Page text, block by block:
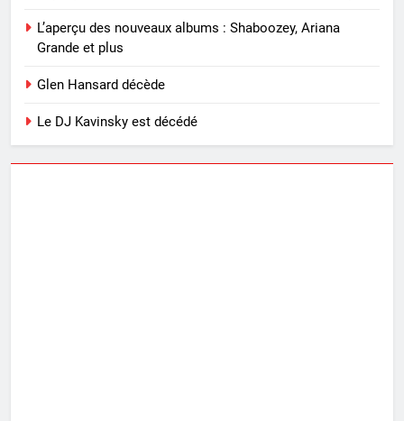
L’aperçu des nouveaux albums : Shaboozey, Ariana
Grande et plus
Glen Hansard décède
Le DJ Kavinsky est décédé